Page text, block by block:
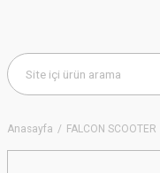
Anasayfa FALCON SCOOTER